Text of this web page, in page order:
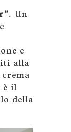
. Un
e
alla
è il
della